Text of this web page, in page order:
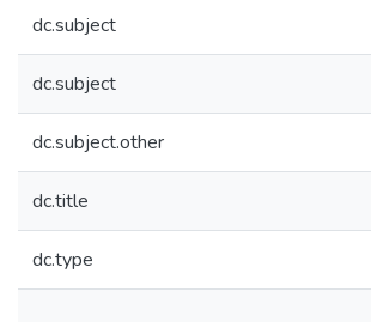
dc.subject
dc.subject
dc.subject.other
dc.title
dc.type